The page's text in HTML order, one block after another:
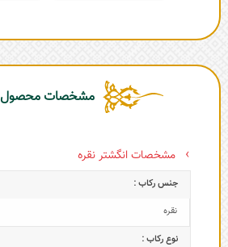
مشخصات محصول
مشخصات انگشتر نقره
جنس رکاب :
نقره
نوع رکاب :